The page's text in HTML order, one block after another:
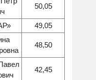
50,05
49,05
48,50
42,45